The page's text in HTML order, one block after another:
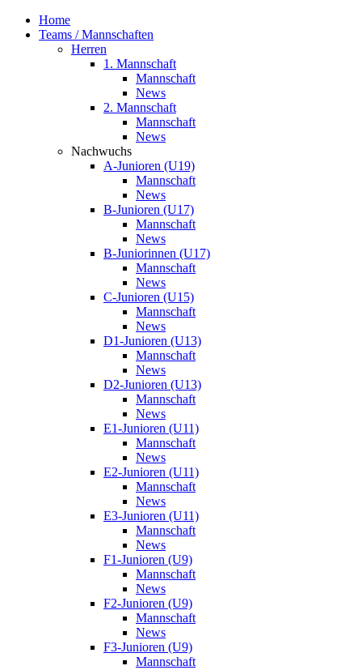
Home
Teams / Mannschaften
Herren
1. Mannschaft
Mannschaft
News
2. Mannschaft
Mannschaft
News
Nachwuchs
A-Junioren (U19)
Mannschaft
News
B-Junioren (U17)
Mannschaft
News
B-Juniorinnen (U17)
Mannschaft
News
C-Junioren (U15)
Mannschaft
News
D1-Junioren (U13)
Mannschaft
News
D2-Junioren (U13)
Mannschaft
News
E1-Junioren (U11)
Mannschaft
News
E2-Junioren (U11)
Mannschaft
News
E3-Junioren (U11)
Mannschaft
News
F1-Junioren (U9)
Mannschaft
News
F2-Junioren (U9)
Mannschaft
News
F3-Junioren (U9)
Mannschaft